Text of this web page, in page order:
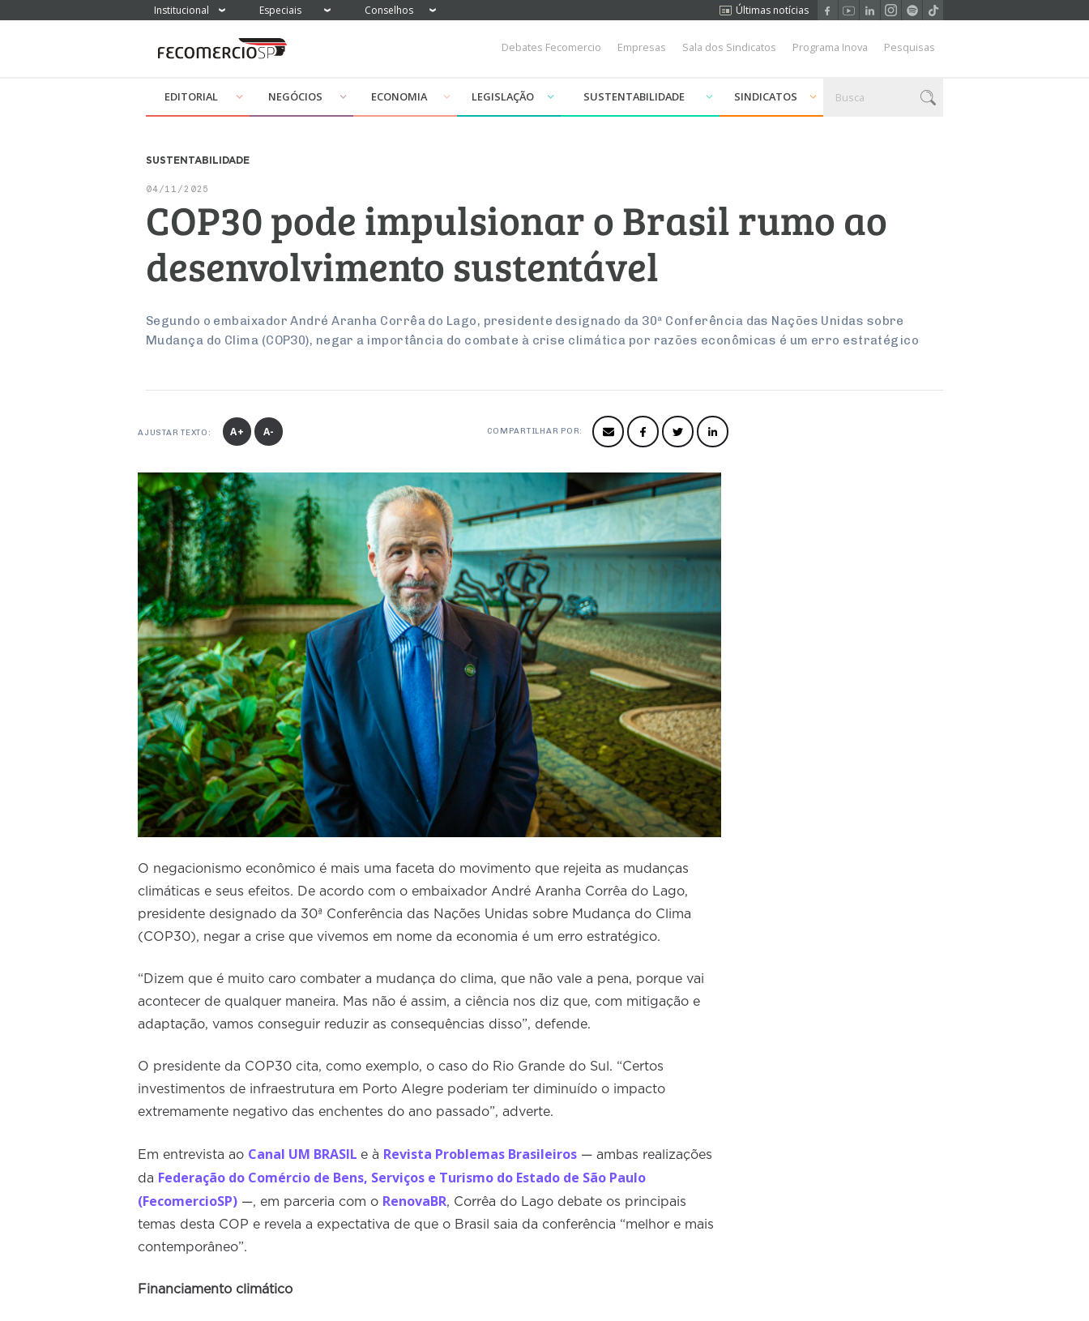
Institucional Especiais Conselhos Últimas notícias
Debates Fecomercio Empresas Sala dos Sindicatos Programa Inova Pesquisas
EDITORIAL NEGÓCIOS ECONOMIA LEGISLAÇÃO SUSTENTABILIDADE SINDICATOS
SUSTENTABILIDADE
04/11/2025
COP30 pode impulsionar o Brasil rumo ao
desenvolvimento sustentável
Segundo o embaixador André Aranha Corrêa do Lago, presidente designado da 30ª Conferência das Nações Unidas sobre
Mudança do Clima (COP30), negar a importância do combate à crise climática por razões econômicas é um erro estratégico
AJUSTAR TEXTO: A+ A- COMPARTILHAR POR:
O negacionismo econômico é mais uma faceta do movimento que rejeita as mudanças
climáticas e seus efeitos. De acordo com o embaixador André Aranha Corrêa do Lago,
presidente designado da 30ª Conferência das Nações Unidas sobre Mudança do Clima
(COP30), negar a crise que vivemos em nome da economia é um erro estratégico.
“Dizem que é muito caro combater a mudança do clima, que não vale a pena, porque vai
acontecer de qualquer maneira. Mas não é assim, a ciência nos diz que, com mitigação e
adaptação, vamos conseguir reduzir as consequências disso”, defende.
O presidente da COP30 cita, como exemplo, o caso do Rio Grande do Sul. “Certos
investimentos de infraestrutura em Porto Alegre poderiam ter diminuído o impacto
extremamente negativo das enchentes do ano passado”, adverte.
Em entrevista ao Canal UM BRASIL e à Revista Problemas Brasileiros — ambas realizações
da Federação do Comércio de Bens, Serviços e Turismo do Estado de São Paulo
(FecomercioSP) —, em parceria com o RenovaBR, Corrêa do Lago debate os principais
temas desta COP e revela a expectativa de que o Brasil saia da conferência “melhor e mais
contemporâneo”.
Financiamento climático